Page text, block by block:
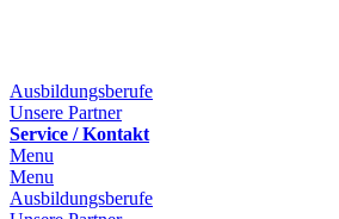
Ausbildungsberufe
Unsere Partner
Service / Kontakt
Menu
Menu
Ausbildungsberufe